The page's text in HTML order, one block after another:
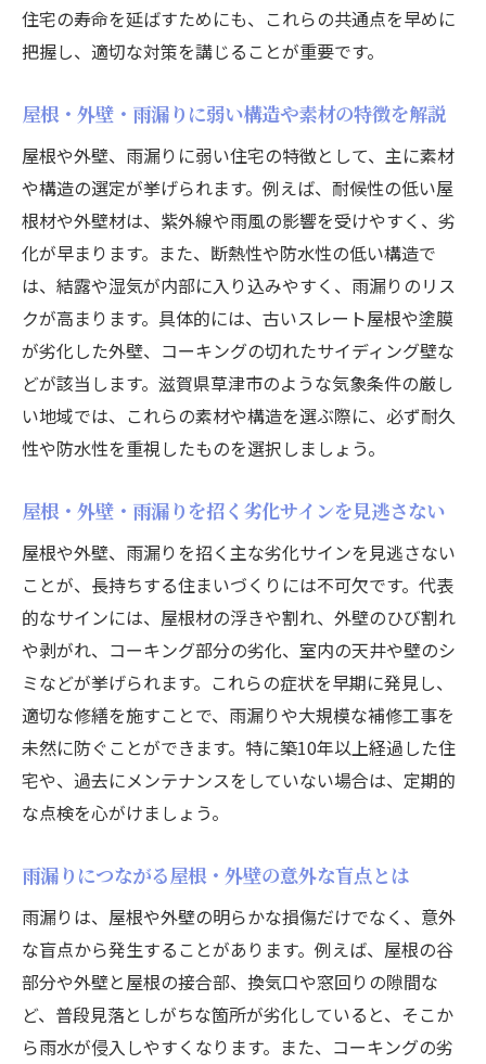
住宅の寿命を延ばすためにも、これらの共通点を早めに
把握し、適切な対策を講じることが重要です。
屋根・外壁・雨漏りに弱い構造や素材の特徴を解説
屋根や外壁、雨漏りに弱い住宅の特徴として、主に素材
や構造の選定が挙げられます。例えば、耐候性の低い屋
根材や外壁材は、紫外線や雨風の影響を受けやすく、劣
化が早まります。また、断熱性や防水性の低い構造で
は、結露や湿気が内部に入り込みやすく、雨漏りのリス
クが高まります。具体的には、古いスレート屋根や塗膜
が劣化した外壁、コーキングの切れたサイディング壁な
どが該当します。滋賀県草津市のような気象条件の厳し
い地域では、これらの素材や構造を選ぶ際に、必ず耐久
性や防水性を重視したものを選択しましょう。
屋根・外壁・雨漏りを招く劣化サインを見逃さない
屋根や外壁、雨漏りを招く主な劣化サインを見逃さない
ことが、長持ちする住まいづくりには不可欠です。代表
的なサインには、屋根材の浮きや割れ、外壁のひび割れ
や剥がれ、コーキング部分の劣化、室内の天井や壁のシ
ミなどが挙げられます。これらの症状を早期に発見し、
適切な修繕を施すことで、雨漏りや大規模な補修工事を
未然に防ぐことができます。特に築10年以上経過した住
宅や、過去にメンテナンスをしていない場合は、定期的
な点検を心がけましょう。
雨漏りにつながる屋根・外壁の意外な盲点とは
雨漏りは、屋根や外壁の明らかな損傷だけでなく、意外
な盲点から発生することがあります。例えば、屋根の谷
部分や外壁と屋根の接合部、換気口や窓回りの隙間な
ど、普段見落としがちな箇所が劣化していると、そこか
ら雨水が侵入しやすくなります。また、コーキングの劣